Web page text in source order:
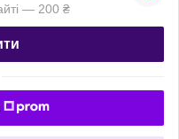
— 200 ₴